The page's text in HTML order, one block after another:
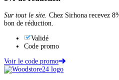
Sur tout le site. Chez Sirhona recevez
bon de réduction.
Validé
Code promo
Voir le code promo